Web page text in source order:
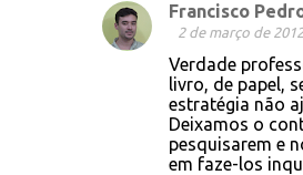
Francisco
2 de março de
Verdade
livro, de papel,
estratégia não
Deixamos o
pesquisarem e
em faze-los